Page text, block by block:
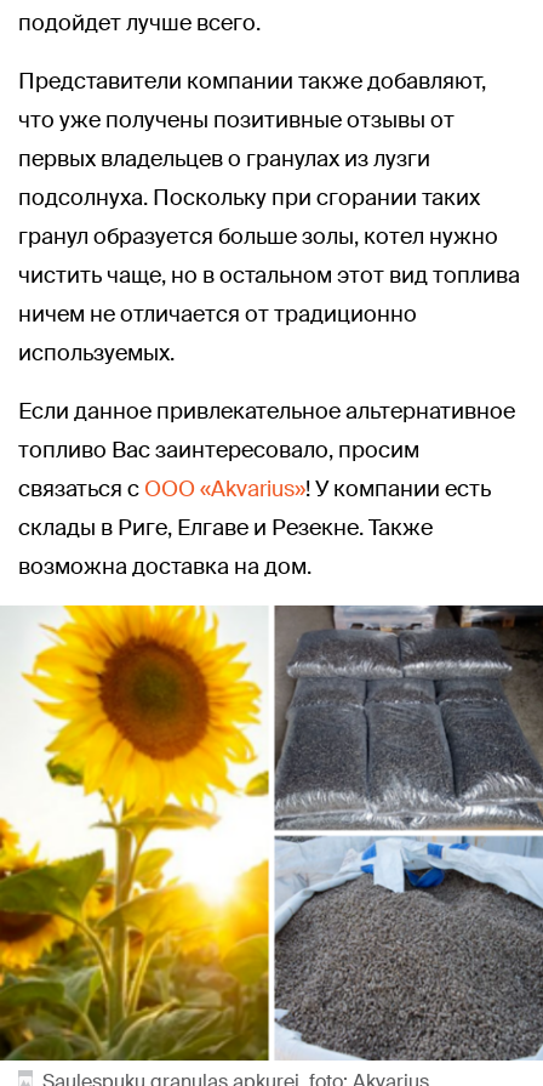
подойдет лучше всего.
Представители компании также добавляют,
что уже получены позитивные отзывы от
первых владельцев о гранулах из лузги
подсолнуха. Поскольку при сгорании таких
гранул образуется больше золы, котел нужно
чистить чаще, но в остальном этот вид топлива
ничем не отличается от традиционно
используемых.
Если данное привлекательное альтернативное
топливо Вас заинтересовало, просим
связаться с ООО «Akvarius»! У компании есть
склады в Риге, Елгаве и Резекне. Также
возможна доставка на дом.